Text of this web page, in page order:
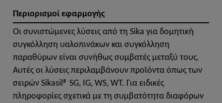
Περιορισμοί εφαρμογής
Οι συνιστώμενες λύσεις από τη Sika για δομητική
συγκόλληση υαλοπινάκων και συγκόλληση
παραθύρων είναι συνήθως συμβατές μεταξύ τους.
Αυτές οι λύσεις περιλαμβάνουν προϊόντα όπως των
σειρών Sikasil® SG, IG, WS, WT. Για ειδικές
πληροφορίες σχετικά με τη συμβατότητα διαφόρων